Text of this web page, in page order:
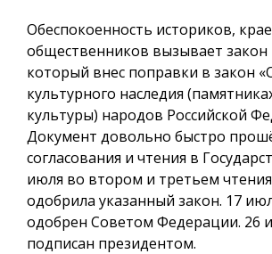
Обеспокоенность историков,
общественников вызывает закон
который внес поправки в закон
культурного наследия
культуры) народов Российской
Документ довольно быстро
согласования и чтения в
июля во втором и третьем
одобрила указанный закон. 17
одобрен Советом Федерации. 26
подписан президентом.